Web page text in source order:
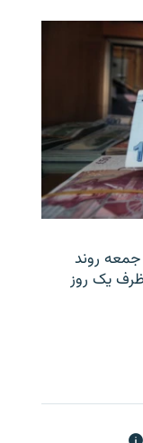
جمعه روند
ظرف یک روز